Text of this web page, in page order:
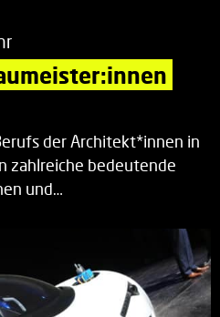
der Architekt*innen in
zahlreiche bedeutende
und…